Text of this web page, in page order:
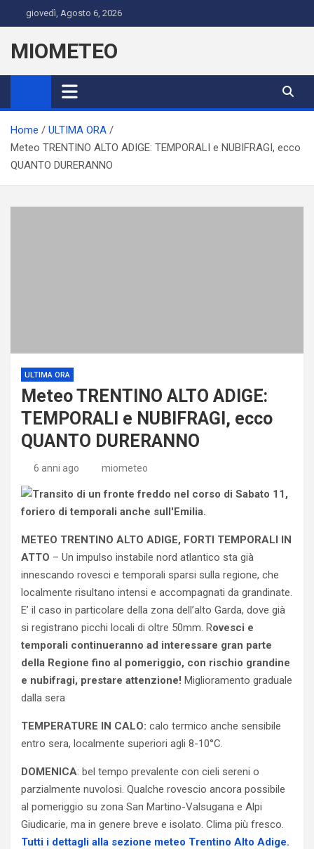
to
content
giovedì, Agosto 6, 2026
MIOMETEO
Home
ULTIMA ORA
Meteo TRENTINO ALTO ADIGE: TEMPORALI e NUBIFRAGI, ecco
QUANTO DURERANNO
ULTIMA ORA
Meteo TRENTINO ALTO ADIGE:
TEMPORALI e NUBIFRAGI, ecco
QUANTO DURERANNO
6 anni ago miometeo
METEO TRENTINO ALTO ADIGE, FORTI TEMPORALI IN
ATTO – Un impulso instabile nord atlantico sta già
innescando rovesci e temporali sparsi sulla regione, che
localmente risultano intensi e accompagnati da grandinate.
E’ il caso in particolare della zona dell’alto Garda, dove già
si registrano picchi locali di oltre 50mm. Rovesci e
temporali continueranno ad interessare gran parte
della Regione fino al pomeriggio, con rischio grandine
e nubifragi, prestare attenzione! Miglioramento graduale
dalla sera
TEMPERATURE IN CALO: calo termico anche sensibile
entro sera, localmente superiori agli 8-10°C.
DOMENICA: bel tempo prevalente con cieli sereni o
parzialmente nuvolosi. Qualche rovescio ancora possibile
al pomeriggio su zona San Martino-Valsugana e Alpi
Giudicarie, ma in genere breve e isolato. Clima più fresco.
Tutti i dettagli alla sezione meteo Trentino Alto Adige.